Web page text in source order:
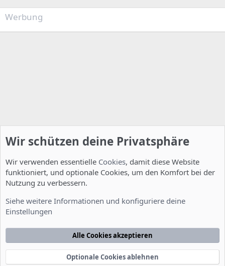
Werbung
Nutzungsbedingungen Datenschutzerklärung
Startseite
Community platform by XenForo® © 2010-2022 XenForo Ltd.
Wir schützen deine Privatsphäre
Wir verwenden essentielle Cookies, damit diese Website
funktioniert, und optionale Cookies, um den Komfort bei der
Nutzung zu verbessern.
Siehe weitere Informationen und konfiguriere deine
Einstellungen
Alle Cookies akzeptieren
Optionale Cookies ablehnen